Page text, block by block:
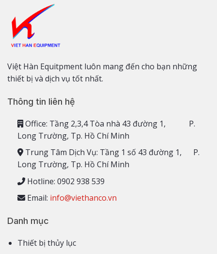
Việt Hàn Equitpment luôn mang đến cho bạn những
thiết bị và dịch vụ tốt nhất.
Thông tin liên hệ
Office: Tầng 2,3,4 Tòa nhà 43 đường 1, P.
Long Trường, Tp. Hồ Chí Minh
Trung Tâm Dịch Vụ: Tầng 1 số 43 đường 1, P.
Long Trường, Tp. Hồ Chí Minh
Hotline: 0902 938 539
Email: info@viethanco.vn
Danh mục
Thiết bị thủy lục